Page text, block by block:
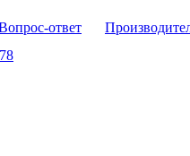
ответ